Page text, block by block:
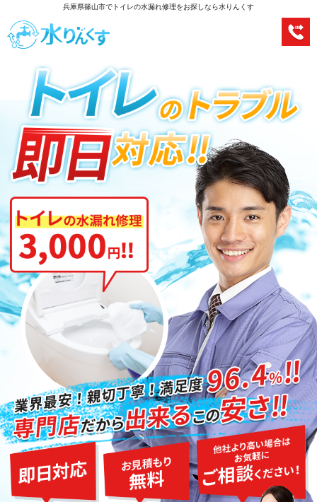
兵庫県篠山市でトイレの水漏れ修理をお探しなら水りんくす